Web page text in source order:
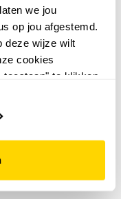
we jou
op jou afgestemd.
deze wijze wilt
cookies
te klikken.